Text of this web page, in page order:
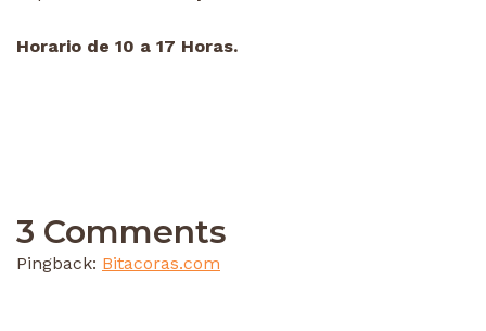
Horario de 10 a 17 Horas.
3 Comments
Pingback: Bitacoras.com